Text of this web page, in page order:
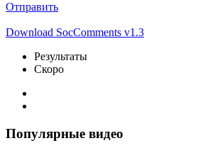
Отправить
Download SocComments v1.3
Результаты
Скоро
Популярные видео